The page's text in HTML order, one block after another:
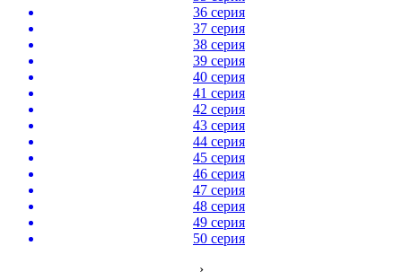
36 серия
37 серия
38 серия
39 серия
40 серия
41 серия
42 серия
43 серия
44 серия
45 серия
46 серия
47 серия
48 серия
49 серия
50 серия
›